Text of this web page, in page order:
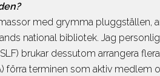
med grymma
national bibliotek. Jag
brukar dessutom arrangera
förra terminen som aktiv